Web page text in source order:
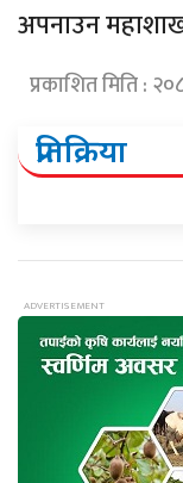
अपनाउन
प्रकाशित मिति :
प्रतिक्रिया